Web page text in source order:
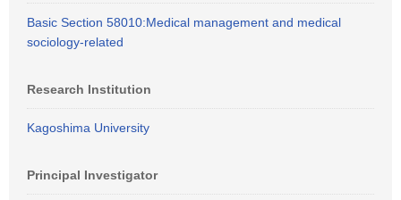
Basic Section 58010:Medical management and medical
sociology-related
Research Institution
Kagoshima University
Principal Investigator